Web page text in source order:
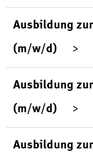
Ausbildung
(m/w/d)
Ausbildung
(m/w/d)
Ausbildung